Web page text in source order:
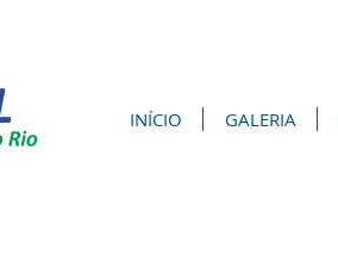
INÍCIO GALERIA